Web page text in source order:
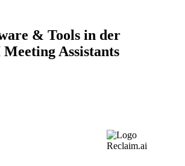
& Tools in der
Assistants
Reclaim.ai